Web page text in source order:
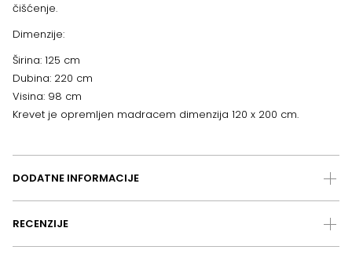
čišćenje.
Dimenzije:
Širina: 125 cm
Dubina: 220 cm
Visina: 98 cm
Krevet je opremljen madracem dimenzija 120 x 200 cm.
DODATNE INFORMACIJE
RECENZIJE